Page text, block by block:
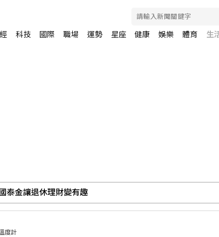
科技 國際 職場 運勢 星座 健康 娛樂 體育 生
高 AI升級和半導體先進製程驅動
度計